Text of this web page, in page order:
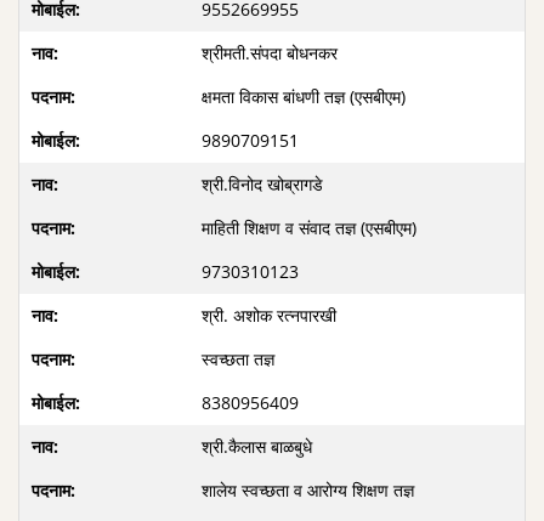
9552669955
श्रीमती.संपदा बोधनकर
क्षमता विकास बांधणी तज्ञ (एसबीएम)
9890709151
श्री.विनोद खोब्रागडे
माहिती शिक्षण व संवाद तज्ञ (एसबीएम)
9730310123
श्री. अशोक रत्नपारखी
स्वच्छता तज्ञ
8380956409
श्री.कैलास बाळबुधे
शालेय स्वच्छता व आरोग्य शिक्षण तज्ञ